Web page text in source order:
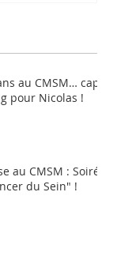
au CMSM… cap
pour Nicolas !
au CMSM : Soirée
du Sein" !